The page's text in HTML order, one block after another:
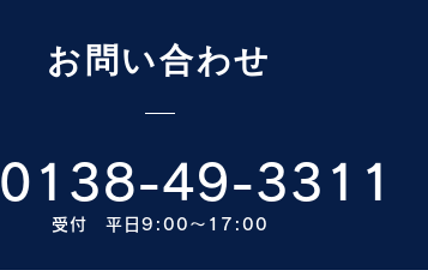
お問い合わせ
0138-49-3311
受付 平日9:00〜17:00